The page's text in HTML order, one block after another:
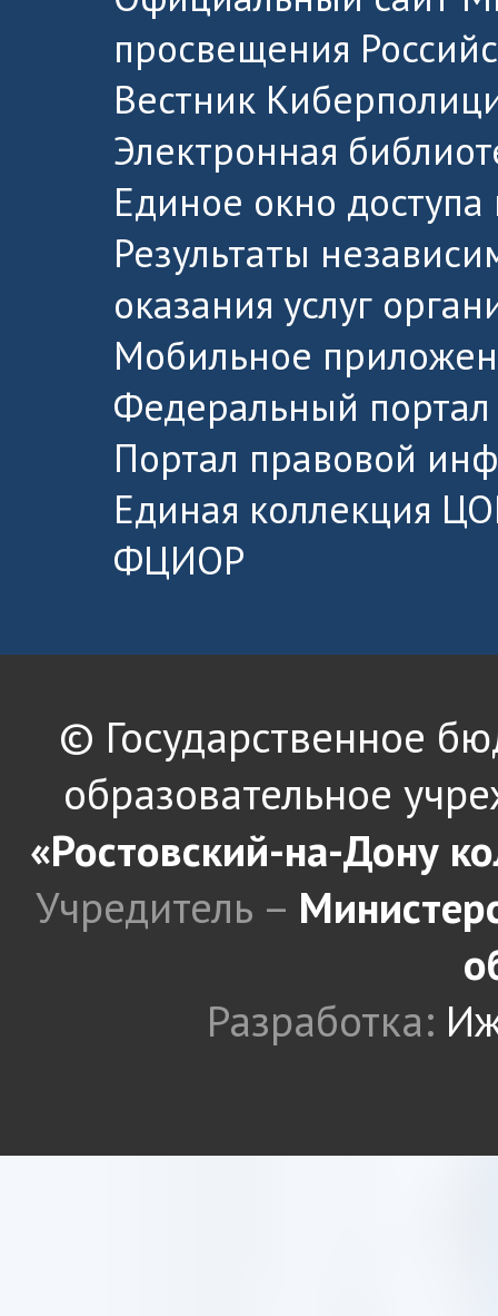
просвещения
Вестник
Электронная
Единое окно
Результаты
оказания услуг
Мобильное
Федеральный портал
Портал правовой
Единая коллекция
ФЦИОР
© Государственное
образовательное
«Ростовский-на-Дону
Учредитель –
Разработка: